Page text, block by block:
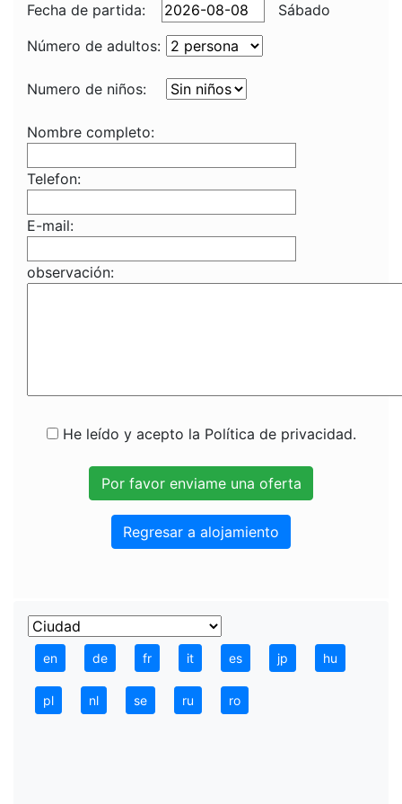
Fecha de partida:
Sábado
Número de adultos:
Numero de niños:
Nombre completo:
Telefon:
E-mail:
observación:
He leído y acepto la Política de privacidad.
Regresar a alojamiento
en de fr it es jp hu
pl nl se ru ro